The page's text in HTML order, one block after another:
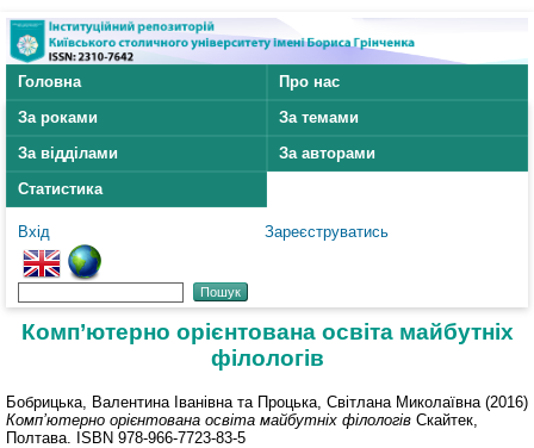
Головна
Про нас
За роками
За темами
За відділами
За авторами
Статистика
Вхід Зареєструватись
Комп’ютерно орієнтована освіта майбутніх
філологів
Бобрицька, Валентина Іванівна та Процька, Світлана Миколаївна (2016)
Комп’ютерно орієнтована освіта майбутніх філологів Скайтек,
Полтава. ISBN 978-966-7723-83-5